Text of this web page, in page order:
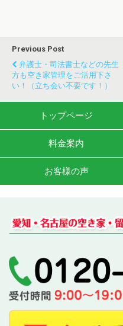
Previous Post
弁護士・司法書士などの先生
方も空き家管理をご活用下さ
い！（立ち会い不要です！）
トップページ
料金案内
お客様の声